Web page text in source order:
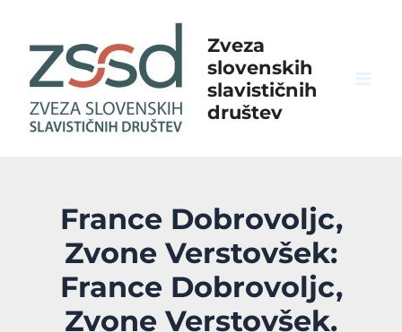
content
Zveza
slovenskih
slavističnih
društev
France Dobrovoljc,
Zvone Verstovšek:
France Dobrovoljc,
Zvone Verstovšek.